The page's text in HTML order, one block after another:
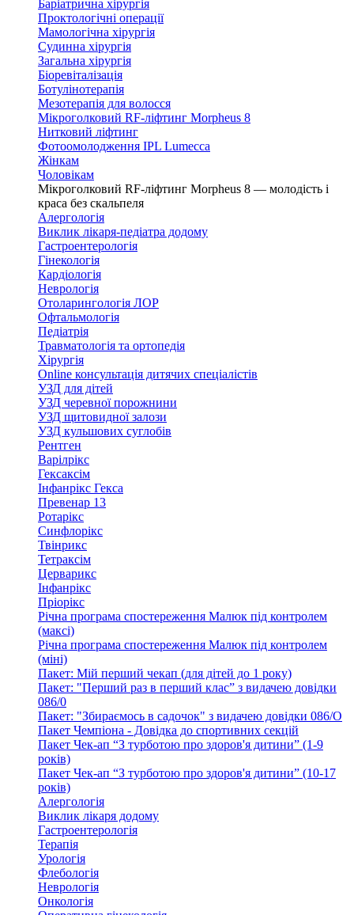
Баріатрична хірургія
Проктологічні операції
Мамологічна хірургія
Судинна хірургія
Загальна хірургія
Біоревіталізація
Ботулінотерапія
Мезотерапія для волосся
Мікроголковий RF-ліфтинг Morpheus 8
Нитковий ліфтинг
Фотоомолодження IPL Lumecca
Жінкам
Чоловікам
Мікроголковий RF-ліфтинг Morpheus 8 — молодість і
краса без скальпеля
Алергологія
Виклик лікаря-педіатра додому
Гастроентерологія
Гінекологія
Кардіологія
Неврологія
Отоларингологія ЛОР
Офтальмологія
Педіатрія
Травматологія та ортопедія
Хірургія
Online консультація дитячих спеціалістів
УЗД для дітей
УЗД черевної порожнини
УЗД щитовидної залози
УЗД кульшових суглобів
Рентген
Варілрікс
Гексаксім
Інфанрікс Гекса
Превенар 13
Ротарікс
Синфлорікс
Твінрикс
Тетраксім
Церварикс
Інфанрікс
Пріорікс
Річна програма спостереження Малюк під контролем
(максі)
Річна програма спостереження Малюк під контролем
(міні)
Пакет: Мій перший чекап (для дітей до 1 року)
Пакет: "Перший раз в перший клас” з видачею довідки
086/0
Пакет: "Збираємось в садочок" з видачею довідки 086/О
Пакет Чемпіона - Довідка до спортивних секцій
Пакет Чек-ап “З турботою про здоров'я дитини” (1-9
років)
Пакет Чек-ап “З турботою про здоров'я дитини” (10-17
років)
Алергологія
Виклик лікаря додому
Гастроентерологія
Терапія
Урологія
Флебологія
Неврологія
Онкологія